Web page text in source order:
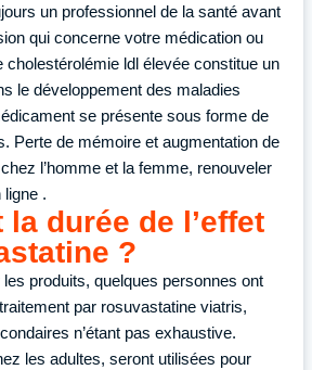
un professionnel de la santé avant
qui concerne votre médication ou
cholestérolémie ldl élevée constitue un
le développement des maladies
se présente sous forme de
Perte de mémoire et augmentation de
l’homme et la femme, renouveler
ligne .
durée de l’effet
?
produits, quelques personnes ont
par rosuvastatine viatris,
n’étant pas exhaustive.
les adultes, seront utilisées pour